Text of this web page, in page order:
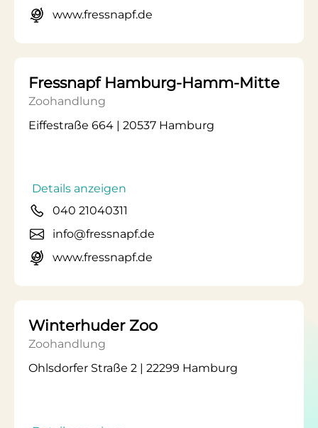
www.fressnapf.de
Fressnapf Hamburg-Hamm-Mitte
Zoohandlung
Eiffestraße 664 | 20537 Hamburg
Details anzeigen
040 21040311
info@fressnapf.de
www.fressnapf.de
Winterhuder Zoo
Zoohandlung
Ohlsdorfer Straße 2 | 22299 Hamburg